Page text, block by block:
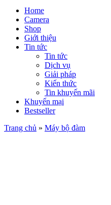
Home
Camera
Shop
Giới thiệu
Tin tức
Tin tức
Dịch vụ
Giải pháp
Kiến thức
Tin khuyến mãi
Khuyến mại
Bestseller
Trang chủ » Máy bộ đàm